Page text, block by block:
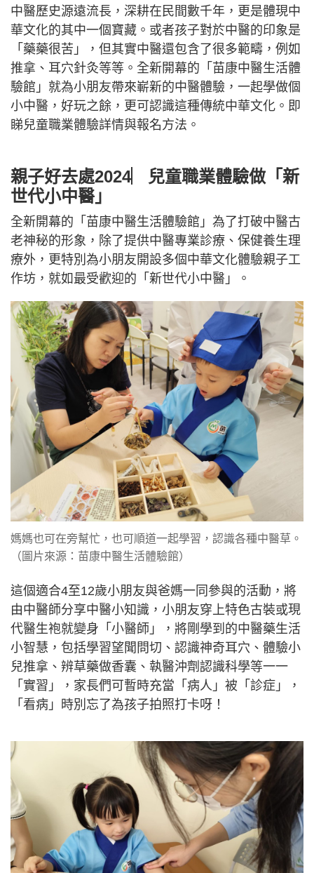
中醫歷史源遠流長，深耕在民間數千年，更是體現中
華文化的其中一個寶藏。或者孩子對於中醫的印象是
「藥藥很苦」，但其實中醫還包含了很多範疇，例如
推拿、耳穴針灸等等。全新開幕的「苗康中醫生活體
驗館」就為小朋友帶來嶄新的中醫體驗，一起學做個
小中醫，好玩之餘，更可認識這種傳統中華文化。即
睇兒童職業體驗詳情與報名方法。
親子好去處2024︳兒童職業體驗做「新
世代小中醫」
全新開幕的「苗康中醫生活體驗館」為了打破中醫古
老神秘的形象，除了提供中醫專業診療、保健養生理
療外，更特別為小朋友開設多個中華文化體驗親子工
作坊，就如最受歡迎的「新世代小中醫」。
媽媽也可在旁幫忙，也可順道一起學習，認識各種中醫草。
（圖片來源：苗康中醫生活體驗館）
這個適合4至12歲小朋友與爸媽一同參與的活動，將
由中醫師分享中醫小知識，小朋友穿上特色古裝或現
代醫生袍就變身「小醫師」，將剛學到的中醫藥生活
小智慧，包括學習望聞問切、認識神奇耳穴、體驗小
兒推拿、辨草藥做香囊、執醫沖劑認識科學等一一
「實習」，家長們可暫時充當「病人」被「診症」，
「看病」時別忘了為孩子拍照打卡呀！